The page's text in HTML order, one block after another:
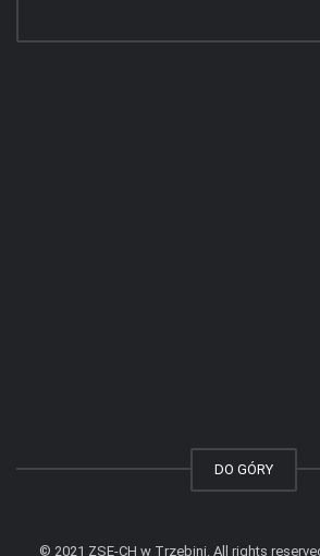
DO GÓRY
© 2021 ZSE-CH w Trzebini. All rights